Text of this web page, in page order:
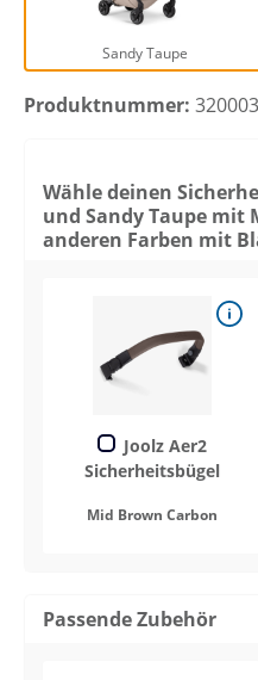
Sandy Taupe
Produktnummer:
Wähle deinen
und Sandy Taupe mit
anderen Farben mit
Joolz Aer2
Sicherheitsbügel
Mid Brown Carbon
Passende Zubehör